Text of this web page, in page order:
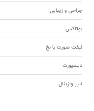
جراحی و زیبایی
بوتاکس
لیفت صورت با نخ
دیسپورت
لیزر واژینال